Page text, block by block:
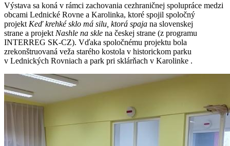
Výstava sa koná v rámci zachovania cezhraničnej spolupráce medzi
obcami Lednické Rovne a Karolinka, ktoré spojil spoločný
projekt Keď krehké sklo má silu, ktorá spaja na slovenskej
strane a projekt Nashle na skle na českej strane (z programu
INTERREG SK-CZ). Vďaka spoločnému projektu bola
zrekonštruovaná veža starého kostola v historickom parku
v Lednických Rovniach a park pri sklárňach v Karolinke .